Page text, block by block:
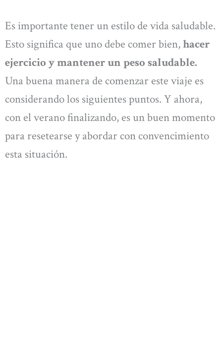
Es importante tener un estilo de vida saludable.
Esto significa que uno debe comer bien,hacer
ejercicio y mantener un peso saludable.
Una buena manera de comenzar este viaje es
considerando los siguientes puntos. Y ahora,
con el verano finalizando, es un buen momento
para resetearse y abordar con convencimiento
esta situación.